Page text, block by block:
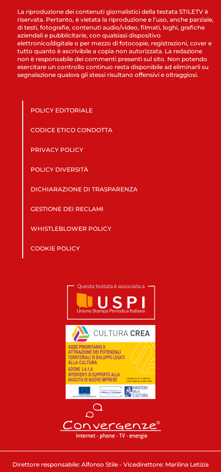
La riproduzione dei contenuti giornalistici della testata STILETV è
riservata. Pertanto, è vietata la riproduzione e l’uso, anche parziale,
di testi, fotografie, contenuti audio/video, filmati, loghi, grafiche
aziendali e pubblicitarie, con qualsiasi dispositivo
elettronico/digitale o per mezzo di fotocopie, registrazioni, cover e
tutto quanto è ascrivibile a copia non autorizzata. La redazione
non è responsabile dei commenti presenti sul sito. Non potendo
esercitare un controllo continuo resta disponibile ad eliminarli su
segnalazione qualora gli stessi risultano offensivi e oltraggiosi.
POLICY EDITORIALE
CODICE ETICO CONDOTTA
PRIVACY POLICY
POLICY DIVERSITÀ
DICHIARAZIONE DI TRASPARENZA
GESTIONE DEI RECLAMI
WHISTLEBLOWER POLICY
COOKIE POLICY
Direttore responsabile: Alfonso Stile - Vicedirettore: Marilina Letizia